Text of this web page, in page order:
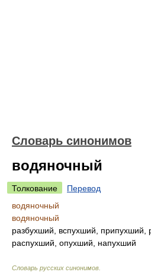
Словарь синонимов
водяночный
Толкование
Перевод
водяночный
водяночный
разбухший, вспухший, припухший,
распухший, опухший, напухший
Словарь русских синонимов